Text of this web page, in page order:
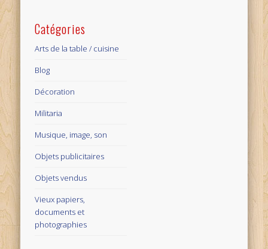
Catégories
Arts de la table / cuisine
Blog
Décoration
Militaria
Musique, image, son
Objets publicitaires
Objets vendus
Vieux papiers,
documents et
photographies